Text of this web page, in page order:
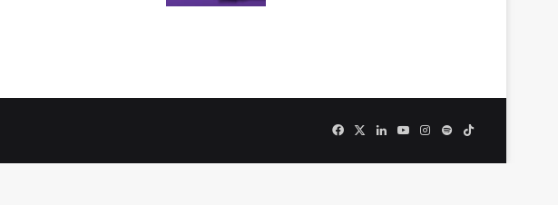
FacebookLinkedInYouTubeInstagram
SpotifyTikTok